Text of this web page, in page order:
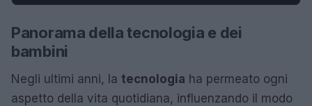
Panorama della tecnologia e dei
bambini
Negli ultimi anni, la tecnologia ha permeato ogni
aspetto della vita quotidiana, influenzando il modo